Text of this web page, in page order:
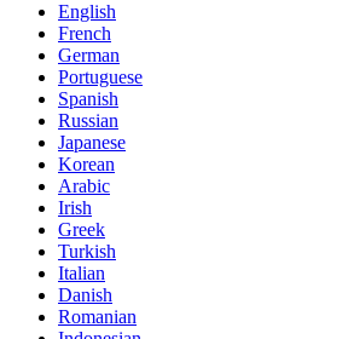
English
French
German
Portuguese
Spanish
Russian
Japanese
Korean
Arabic
Irish
Greek
Turkish
Italian
Danish
Romanian